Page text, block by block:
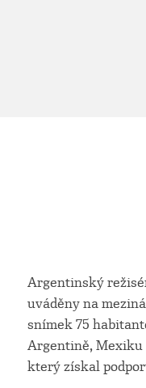
Argentinský
uváděny na
snímek 75
Argentině, Mexiku
který získal